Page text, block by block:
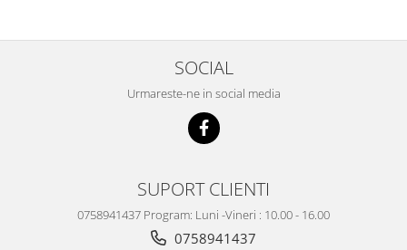
SOCIAL
Urmareste-ne in social media
SUPORT CLIENTI
0758941437 Program: Luni -Vineri : 10.00 - 16.00
0758941437